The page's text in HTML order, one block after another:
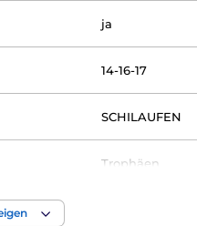
ja
14-16-17
SCHILAUFEN
Trophäen